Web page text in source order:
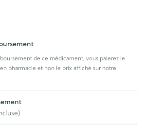
de ce médicament, vous paierez le
pharmacie et non le prix affiché sur notre